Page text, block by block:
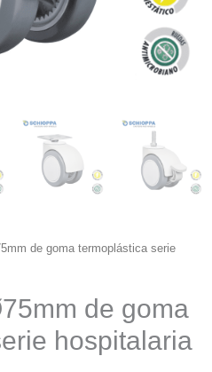
de goma termoplástica serie
de goma
hospitalaria